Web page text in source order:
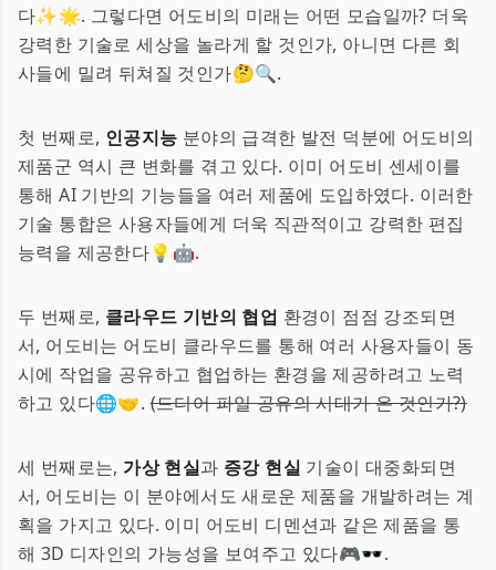
다✨🌟. 그렇다면 어도비의 미래는 어떤 모습일까? 더욱
강력한 기술로 세상을 놀라게 할 것인가, 아니면 다른 회
사들에 밀려 뒤쳐질 것인가🤔🔍.
첫 번째로, 인공지능 분야의 급격한 발전 덕분에 어도비의
제품군 역시 큰 변화를 겪고 있다. 이미 어도비 센세이를
통해 AI 기반의 기능들을 여러 제품에 도입하였다. 이러한
기술 통합은 사용자들에게 더욱 직관적이고 강력한 편집
능력을 제공한다💡🤖.
두 번째로, 클라우드 기반의 협업 환경이 점점 강조되면
서, 어도비는 어도비 클라우드를 통해 여러 사용자들이 동
시에 작업을 공유하고 협업하는 환경을 제공하려고 노력
하고 있다🌐🤝.(드디어 파일 공유의 시대가 온 것인가?)
세 번째로는, 가상 현실과 증강 현실 기술이 대중화되면
서, 어도비는 이 분야에서도 새로운 제품을 개발하려는 계
획을 가지고 있다. 이미 어도비 디멘션과 같은 제품을 통
해 3D 디자인의 가능성을 보여주고 있다🎮🕶️.